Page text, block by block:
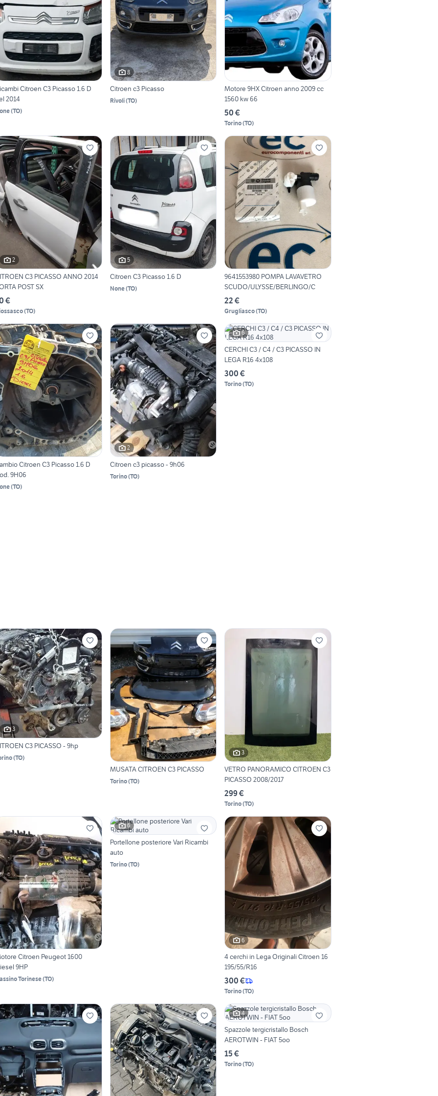
Citroen C3 Picasso 1.6 D
2014
(TO)
8
Citroen c3 Picasso
Rivoli(TO)
Motore 9HX Citroen anno 2009 cc
1560 kw 66
50 €
Torino(TO)
2
C3 PICASSO ANNO 2014
POST SX
€
(TO)
5
Citroen C3 Picasso 1.6 D
None(TO)
9641553980 POMPA LAVAVETRO
SCUDO/ULYSSE/BERLINGO/C
22 €
Grugliasco(TO)
Citroen C3 Picasso 1.6 D
9H06
(TO)
2
Citroen c3 picasso - 9h06
Torino(TO)
6
CERCHI C3 / C4 / C3 PICASSO IN
LEGA R16 4x108
300 €
Torino(TO)
3
C3 PICASSO - 9hp
(TO)
MUSATA CITROEN C3 PICASSO
Torino(TO)
3
VETRO PANORAMICO CITROEN C3
PICASSO 2008/2017
299 €
Torino(TO)
Citroen Peugeot 1600
9HP
Torinese(TO)
6
Portellone posteriore Vari Ricambi
auto
Torino(TO)
6
4 cerchi in Lega Originali Citroen 16
195/55/R16
300 €
Torino(TO)
4
Spazzole tergicristallo Bosch
AEROTWIN - FIAT 5oo
15 €
Torino(TO)